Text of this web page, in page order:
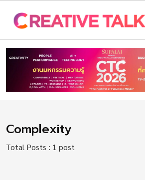
Complexity
Total Posts : 1 post